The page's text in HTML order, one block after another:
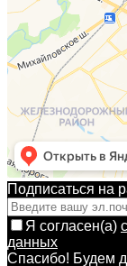
Подписаться на
Я согласен(a)
данных
Спасибо! Будем